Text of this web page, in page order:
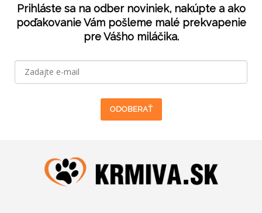
Prihláste sa na odber noviniek, nakúpte a ako
poďakovanie Vám pošleme malé prekvapenie
pre Vášho miláčika.
ODOBERAŤ